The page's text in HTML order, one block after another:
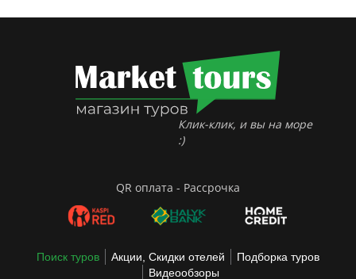
Клик-клик, и вы на море
:)
QR оплата - Рассрочка
Поиск туров Акции, Скидки отелей
Подборка туров
Видеообзоры